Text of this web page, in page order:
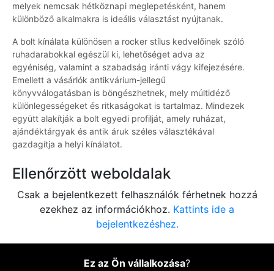
melyek nemcsak hétköznapi meglepetésként, hanem
különböző alkalmakra is ideális választást nyújtanak.
A bolt kínálata különösen a rocker stílus kedvelőinek szóló
ruhadarabokkal egészül ki, lehetőséget adva az
egyéniség, valamint a szabadság iránti vágy kifejezésére.
Emellett a vásárlók antikvárium-jellegű
könyvválogatásban is böngészhetnek, mely múltidéző
különlegességeket és ritkaságokat is tartalmaz. Mindezek
együtt alakítják a bolt egyedi profilját, amely ruházat,
ajándéktárgyak és antik áruk széles választékával
gazdagítja a helyi kínálatot.
Ellenőrzött weboldalak
Csak a bejelentkezett felhasználók férhetnek hozzá
ezekhez az információkhoz. Kattints ide a
bejelentkezéshez.
Ez az Ön vállalkozása?